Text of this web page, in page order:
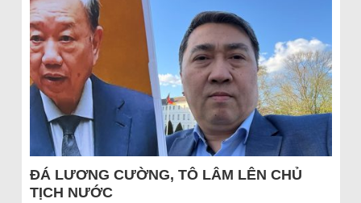
ĐÁ LƯƠNG CƯỜNG, TÔ LÂM LÊN CHỦ
TỊCH NƯỚC